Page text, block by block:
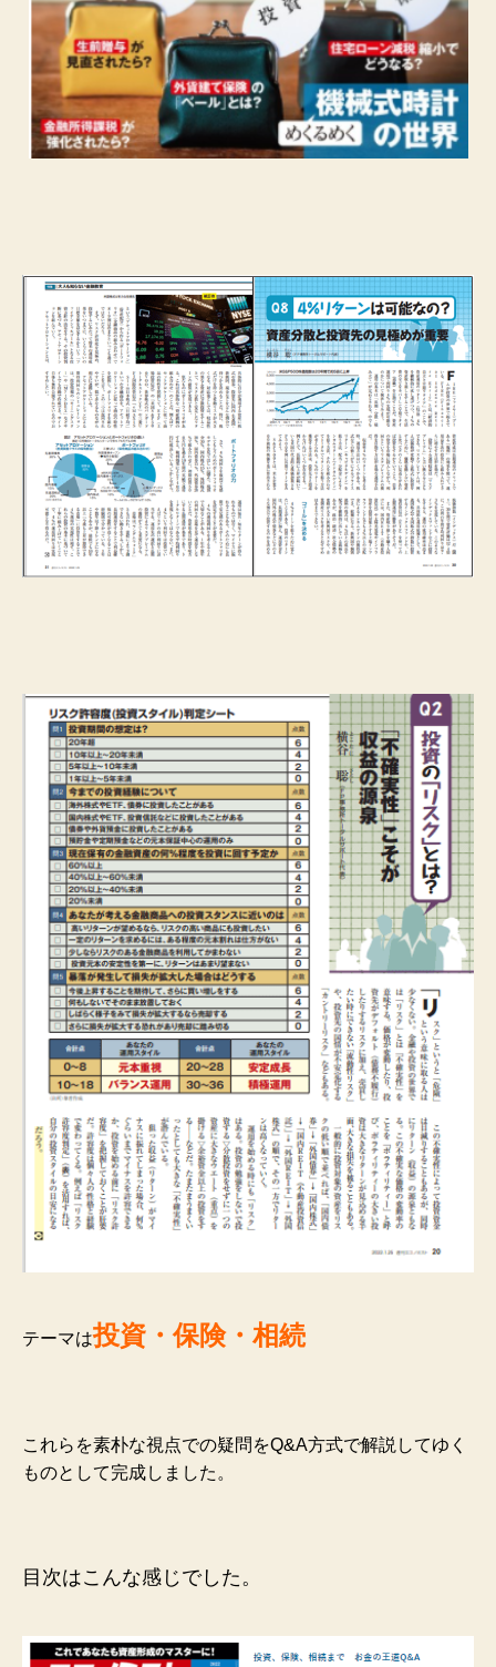
テーマは投資・保険・相続
これらを素朴な視点での疑問をQ&A方式で解説してゆく
ものとして完成しました。
目次はこんな感じでした。